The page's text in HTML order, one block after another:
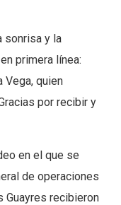
sonrisa y la
primera línea:
Vega, quien
por recibir y
en el que se
de operaciones
Guayres recibieron